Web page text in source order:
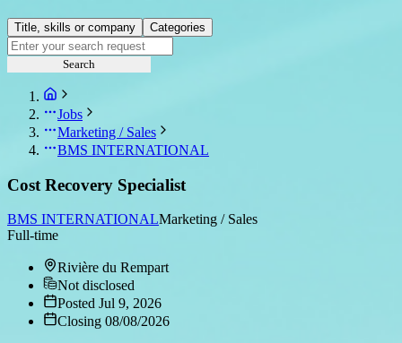
Title, skills or company Categories
Search
Jobs
Marketing / Sales
BMS INTERNATIONAL
Cost Recovery Specialist
BMS INTERNATIONALMarketing / Sales
Full-time
Rivière du Rempart
Not disclosed
Posted Jul 9, 2026
Closing 08/08/2026